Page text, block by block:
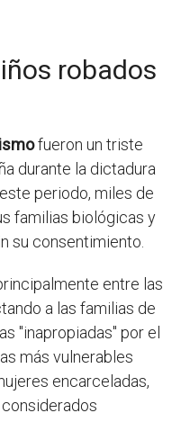
robados
fueron un triste
durante la dictadura
periodo, miles de
familias biológicas y
su consentimiento.
entre las
a las familias de
"inapropiadas" por el
más vulnerables
encarceladas,